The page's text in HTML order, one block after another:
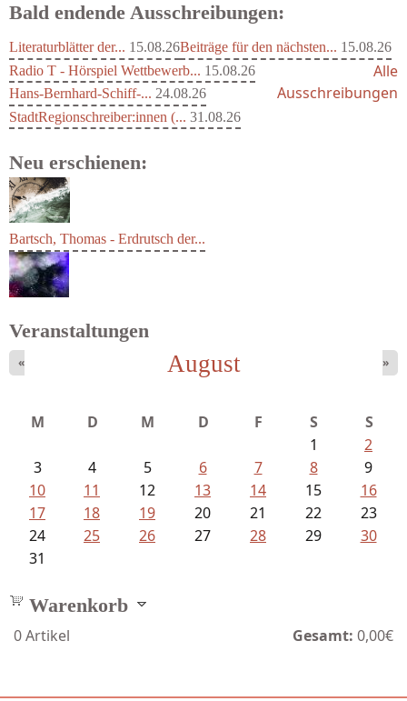
Bald endende Ausschreibungen:
Literaturblätter der... 15.08.26Beiträge für den nächsten... 15.08.26
Radio T - Hörspiel Wettbewerb... 15.08.26
Hans-Bernhard-Schiff-... 24.08.26
StadtRegionschreiber:innen (... 31.08.26
Alle
Ausschreibungen
Neu erschienen:
Bartsch, Thomas - Erdrutsch der...
Veranstaltungen
August
« »
M D M D F S
S
1
2
3
4 5 6 7 8
9
10
11 12 13 14 15
16
17
18 19 20 21 22
23
24
25 26 27 28 29
30
31
Warenkorb
0Artikel Gesamt: 0,00€